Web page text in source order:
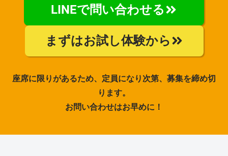
LINEで問い合わせる
まずはお試し体験から
座席に限りがあるため、定員になり次第、募集を締め切
ります。
お問い合わせはお早めに！